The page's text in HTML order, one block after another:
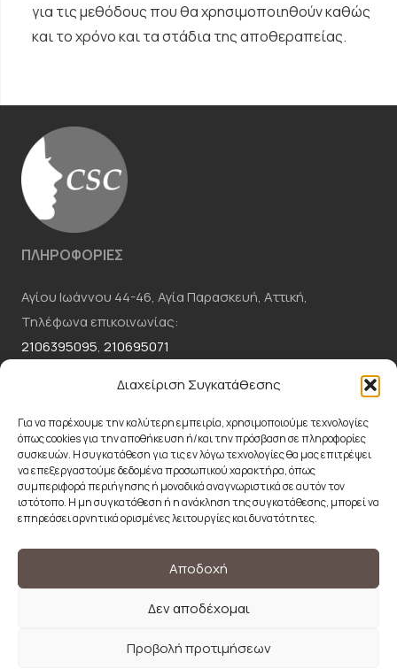
Διαχείριση Συγκατάθεσης
Για να παρέχουμε την καλύτερη εμπειρία, χρησιμοποιούμε τεχνολογίες
όπως cookies για την αποθήκευση ή/και την πρόσβαση σε πληροφορίες
συσκευών. Η συγκατάθεση για τις εν λόγω τεχνολογίες θα μας επιτρέψει
να επεξεργαστούμε δεδομένα προσωπικού χαρακτήρα, όπως
συμπεριφορά περιήγησης ή μοναδικά αναγνωριστικά σε αυτόν τον
ιστότοπο. Η μη συγκατάθεση ή η ανάκληση της συγκατάθεσης, μπορεί να
επηρεάσει αρνητικά ορισμένες λειτουργίες και δυνατότητες.
Αποδοχή
Δεν αποδέχομαι
Προβολή προτιμήσεων
για τις μεθόδους που θα χρησιμοποιηθούν καθώς
και το χρόνο και τα στάδια της αποθεραπείας.
ΠΛΗΡΟΦΟΡΙΕΣ
Αγίου Ιωάννου 44-46, Αγία Παρασκευή, Αττική,
Τηλέφωνα επικοινωνίας:
2106395095, 210695071
ΕΠΙΚΟΙΝΩΝΗΣΤΕ ΜΑΖΙ ΜΑΣ
2106395095
CSC.DERMACLINIC@GMAIL.COM
© 2024 CSCdermaplastic| Designed and Developed by